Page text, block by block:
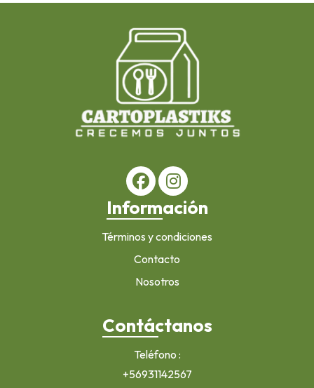
Información
Términos y condiciones
Contacto
Nosotros
Contáctanos
Teléfono
+56931142567